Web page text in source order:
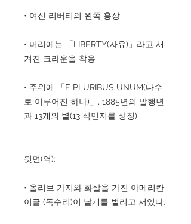
• 여신 리버티의 왼쪽 흉상
• 머리에는 「LIBERTY(자유)」라고 새
겨진 크라운을 착용
• 주위에 「E PLURIBUS UNUM(다수
로 이루어진 하나)」, 1885년의 발행년
과 13개의 별(13 식민지를 상징)
뒷면(역):
• 올리브 가지와 화살을 가진 아메리칸
이글 (독수리)이 날개를 벌리고 서있다.